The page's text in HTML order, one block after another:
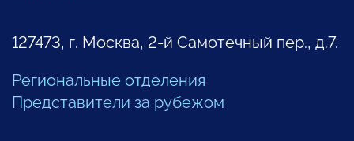
127473, г. Москва, 2-й Самотечный пер., д.7.
Региональные отделения
Представители за рубежом